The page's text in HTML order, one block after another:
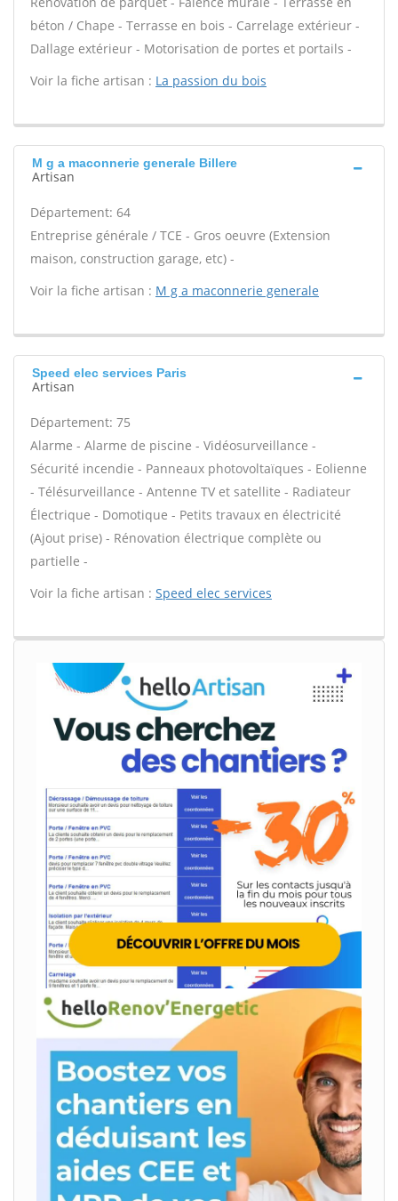
béton / Chape - Terrasse en bois - Carrelage extérieur -
Dallage extérieur - Motorisation de portes et portails -
Voir la fiche artisan : La passion du bois
M g a maconnerie generale Billere
Artisan
Département: 64
Entreprise générale / TCE - Gros oeuvre (Extension
maison, construction garage, etc) -
Voir la fiche artisan : M g a maconnerie generale
Speed elec services Paris
Artisan
Département: 75
Alarme - Alarme de piscine - Vidéosurveillance -
Sécurité incendie - Panneaux photovoltaïques - Eolienne
- Télésurveillance - Antenne TV et satellite - Radiateur
Électrique - Domotique - Petits travaux en électricité
(Ajout prise) - Rénovation électrique complète ou
partielle -
Voir la fiche artisan : Speed elec services